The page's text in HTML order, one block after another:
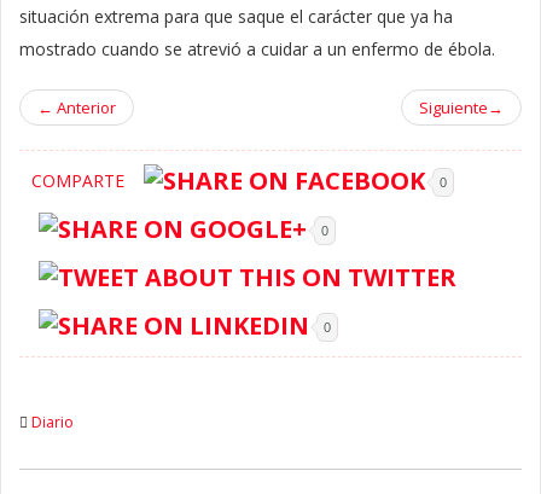
situación extrema para que saque el carácter que ya ha
mostrado cuando se atrevió a cuidar a un enfermo de ébola.
← Anterior Siguiente→
COMPARTE 0
0
0
Diario